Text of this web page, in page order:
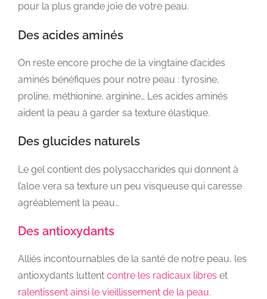
pour la plus grande joie de votre peau.
Des acides aminés
On reste encore proche de la vingtaine d’acides
aminés bénéfiques pour notre peau : tyrosine,
proline, méthionine, arginine… Les acides aminés
aident la peau à garder sa texture élastique.
Des glucides naturels
Le gel contient des polysaccharides qui donnent à
l’aloe vera sa texture un peu visqueuse qui caresse
agréablement la peau…
Des antioxydants
Alliés incontournables de la santé de notre peau, les
antioxydants luttent contre les radicaux libres et
ralentissent ainsi le vieillissement de la peau.